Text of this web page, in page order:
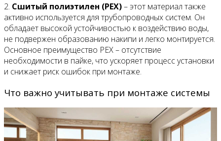
2. Сшитый полиэтилен (PEX)– этот материал также
активно используется для трубопроводных систем. Он
обладает высокой устойчивостью к воздействию воды,
не подвержен образованию накипи и легко монтируется.
Основное преимущество PEX – отсутствие
необходимости в пайке, что ускоряет процесс установки
и снижает риск ошибок при монтаже.
Что важно учитывать при монтаже системы